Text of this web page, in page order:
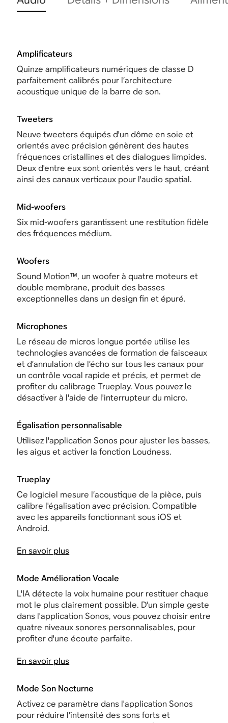
Amplificateurs
Quinze amplificateurs numériques de classe D
parfaitement calibrés pour l’architecture
acoustique unique de la barre de son.
Tweeters
Neuve tweeters équipés d'un dôme en soie et
orientés avec précision génèrent des hautes
fréquences cristallines et des dialogues limpides.
Deux d'entre eux sont orientés vers le haut, créant
ainsi des canaux verticaux pour l'audio spatial.
Mid-woofers
Six mid-woofers garantissent une restitution fidèle
des fréquences médium.
Woofers
Sound Motion™, un woofer à quatre moteurs et
double membrane, produit des basses
exceptionnelles dans un design fin et épuré.
Microphones
Le réseau de micros longue portée utilise les
technologies avancées de formation de faisceaux
et d’annulation de l’écho sur tous les canaux pour
un contrôle vocal rapide et précis, et permet de
profiter du calibrage Trueplay. Vous pouvez le
désactiver à l'aide de l'interrupteur du micro.
Égalisation personnalisable
Utilisez l'application Sonos pour ajuster les basses,
les aigus et activer la fonction Loudness.
Trueplay
Ce logiciel mesure l’acoustique de la pièce, puis
calibre l'égalisation avec précision. Compatible
avec les appareils fonctionnant sous iOS et
Android.
En savoir plus
Mode Amélioration Vocale
L'IA détecte la voix humaine pour restituer chaque
mot le plus clairement possible. D'un simple geste
dans l'application Sonos, vous pouvez choisir entre
quatre niveaux sonores personnalisables, pour
profiter d'une écoute parfaite.
En savoir plus
Mode Son Nocturne
Activez ce paramètre dans l'application Sonos
pour réduire l'intensité des sons forts et